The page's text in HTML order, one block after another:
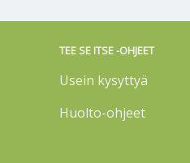
TEE SE ITSE -OHJEET
Usein kysyttyä
Huolto-ohjeet